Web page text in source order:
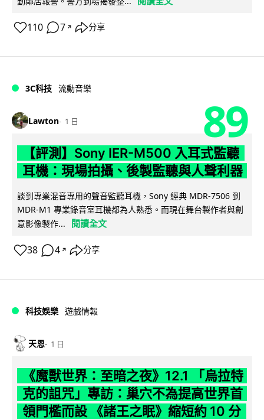
110 7 ↗ 分享
3C科技 流動音樂
Lawton 1 日 89
【評測】Sony IER-M500 入耳式監聽
耳機：現場拍攝、後製監聽與人聲利器
談到專業混音專用的聲音監聽耳機，Sony 經典 MDR-7506 到
MDR-M1 專業錄音室耳機都為人熟悉。而現在舞台製作者與創
意影像製作...
閱讀全文
38 4 ↗ 分享
科技娛樂 遊戲情報
天恩 1 日
《魔獸世界：至暗之夜》12.1 「烏拉特
克的詛咒」專訪：巢穴不為提高世界首
領門檻而設 《諸王之眠》縮短約 10 分